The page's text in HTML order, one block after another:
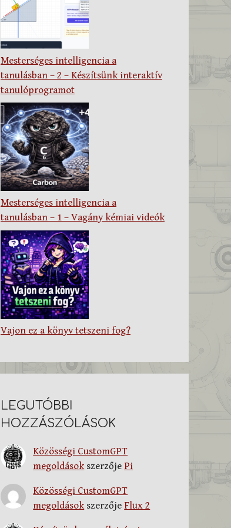
Mesterséges intelligencia a
tanulásban – 2 – Készítsünk interaktív
tanulóprogramot
Mesterséges intelligencia a
tanulásban – 1 – Vagány kémiai videók
Vajon ez a könyv tetszeni fog?
LEGUTÓBBI
HOZZÁSZÓLÁSOK
Közösségi CustomGPT
megoldásokszerzője Pi
Közösségi CustomGPT
megoldásokszerzője Flux 2